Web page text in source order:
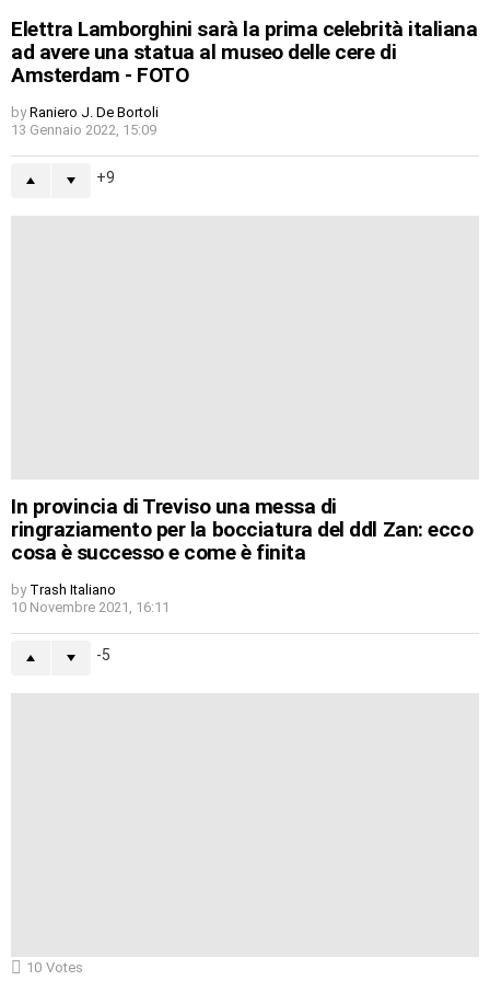
Elettra Lamborghini sarà la prima celebrità italiana
ad avere una statua al museo delle cere di
Amsterdam - FOTO
by Raniero J. De Bortoli
13 Gennaio 2022, 15:09
9
In provincia di Treviso una messa di
ringraziamento per la bocciatura del ddl Zan: ecco
cosa è successo e come è finita
by Trash Italiano
10 Novembre 2021, 16:11
-5
10 Votes